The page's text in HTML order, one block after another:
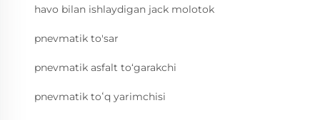
havo bilan ishlaydigan jack molotok
pnevmatik to'sar
pnevmatik asfalt to‘garakchi
pnevmatik toʻq yarimchisi